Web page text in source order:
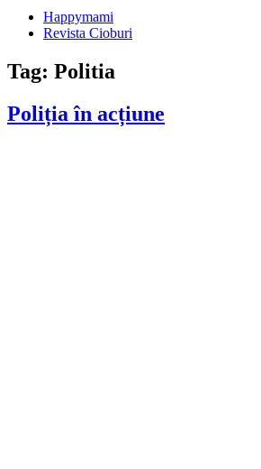
Happymami
Revista Cioburi
Tag: Politia
Poliția în acțiune